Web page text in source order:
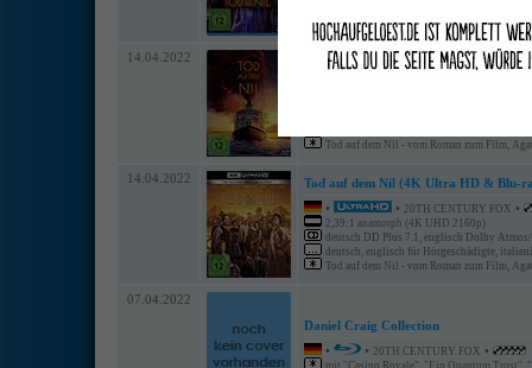
Tod auf dem Nil - vom Roman zum Film,
14.04.2022
Tod auf dem Nil (Limited Steelbook
Tod auf dem Nil - vom Roman zum Film,
14.04.2022
Tod auf dem Nil (4K Ultra HD & Blu-
•
• 20TH CENTURY FOX •
2,39:1 anamorph (4K UHD 2160p)
deutsch DD Plus 7.1, englisch Dolby
deutsch, englisch für Hörgeschädigte,
Tod auf dem Nil - vom Roman zum Film,
07.04.2022
Daniel Craig Collection
•
• 20TH CENTURY FOX •
mit "Casino Royale", "Ein Quantum Trost",